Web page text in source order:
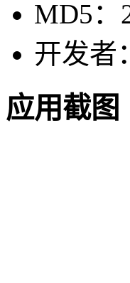
MD5：
开发者
应用截图